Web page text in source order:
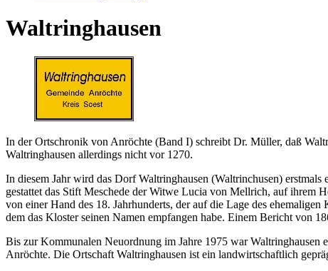
Waltringhausen
In der Ortschronik von Anröchte (Band I) schreibt Dr. Müller, daß
Waltringhausen allerdings nicht vor 1270.
In diesem Jahr wird das Dorf Waltringhausen (Waltrinchusen)
gestattet das Stift Meschede der Witwe Lucia von Mellrich, auf ihrem
von einer Hand des 18. Jahrhunderts, der auf die Lage des
dem das Kloster seinen Namen empfangen habe. Einem Bericht von
Bis zur Kommunalen Neuordnung im Jahre 1975 war Waltringhausen
Anröchte. Die Ortschaft Waltringhausen ist ein landwirtschaftlich